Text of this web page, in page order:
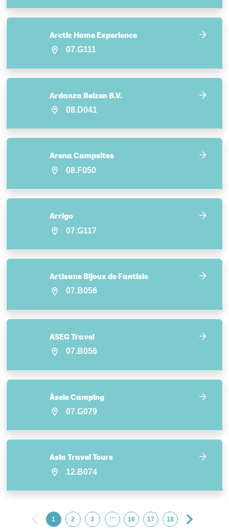
Arctic Home Experience
07.G111
Ardanza Reizen B.V.
08.D041
Arena Campsites
08.F050
Arrigo
07.G117
Artisane Bijoux de Fantisie
07.B056
ASEG Travel
07.B056
Åsele Camping
07.G079
Asia Travel Tours
12.B074
1 2 3 … 16 17 18